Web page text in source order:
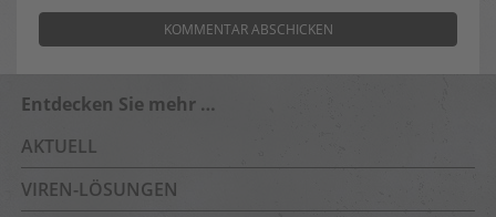
Entdecken Sie mehr …
AKTUELL
VIREN-LÖSUNGEN